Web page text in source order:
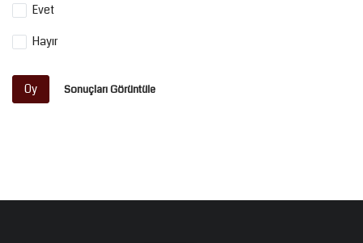
Evet
Hayır
Oy Sonuçları Görüntüle